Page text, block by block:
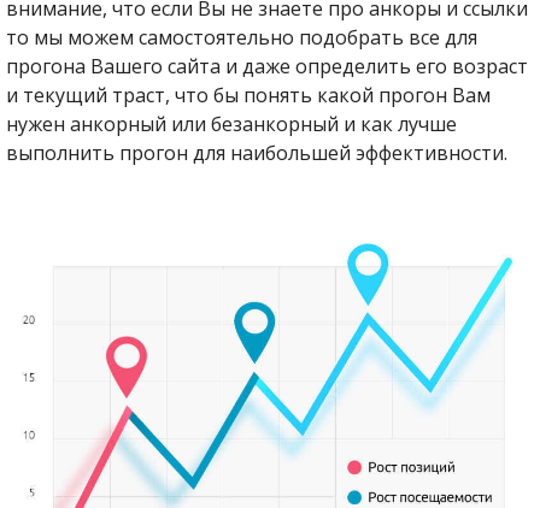
внимание, что если Вы не знаете про анкоры и ссылки
то мы можем самостоятельно подобрать все для
прогона Вашего сайта и даже определить его возраст
и текущий траст, что бы понять какой прогон Вам
нужен анкорный или безанкорный и как лучше
выполнить прогон для наибольшей эффективности.